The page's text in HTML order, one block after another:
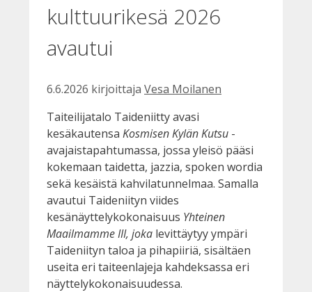
kulttuurikesä 2026
avautui
6.6.2026 kirjoittaja Vesa Moilanen
Taiteilijatalo Taideniitty avasi
kesäkautensa Kosmisen Kylän Kutsu -
avajaistapahtumassa, jossa yleisö pääsi
kokemaan taidetta, jazzia, spoken wordia
sekä kesäistä kahvilatunnelmaa. Samalla
avautui Taideniityn viides
kesänäyttelykokonaisuus Yhteinen
Maailmamme III, joka levittäytyy ympäri
Taideniityn taloa ja pihapiiriä, sisältäen
useita eri taiteenlajeja kahdeksassa eri
näyttelykokonaisuudessa.